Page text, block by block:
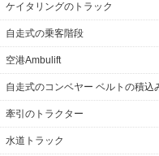
ケイタリングのトラック
自走式の乗客階段
空港Ambulift
自走式のコンベヤー ベルトの積込
牽引のトラクター
水道トラック